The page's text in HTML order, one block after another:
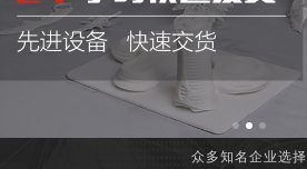
众多知名企业选择